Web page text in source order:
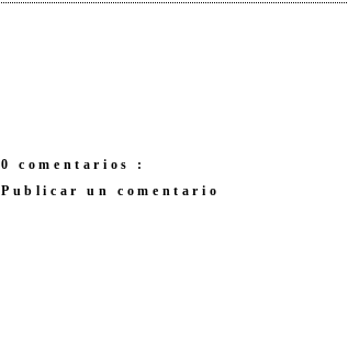
0 comentarios :
Publicar un comentario